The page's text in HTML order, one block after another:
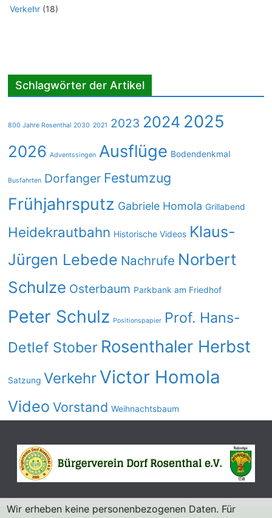
Verkehr (18)
Schlagwörter der Artikel
800 Jahre Rosenthal 2030 2021 2023 2024 2025
2026 Adventssingen Ausflüge Bodendenkmal
Busfahrten Dorfanger Festumzug
Frühjahrsputz Gabriele Homola Grillabend
Heidekrautbahn Historische Videos Klaus-
Jürgen Lebede Nachrufe Norbert
Schulze Osterbaum Parkbank am Friedhof
Peter Schulz Positionspapier Prof. Hans-
Detlef Stober Rosenthaler Herbst
Satzung Verkehr Victor Homola
Video Vorstand Weihnachtsbaum
Wir erheben keine personenbezogenen Daten. Für